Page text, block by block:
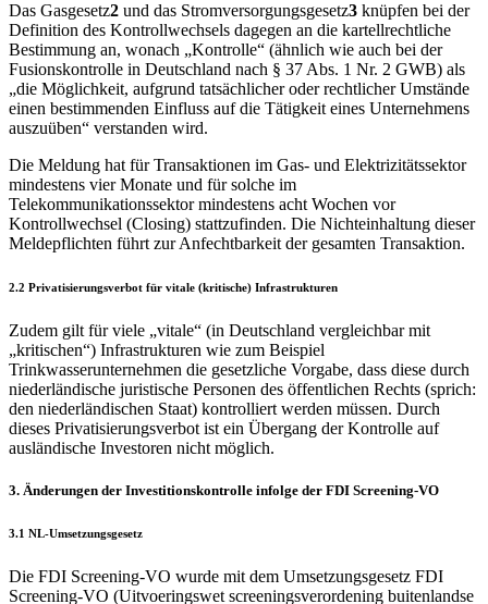
Das Gasgesetz2 und das Stromversorgungsgesetz3 knüpfen bei der
Definition des Kontrollwechsels dagegen an die kartellrechtliche
Bestimmung an, wonach „Kontrolle“ (ähnlich wie auch bei der
Fusionskontrolle in Deutschland nach § 37 Abs. 1 Nr. 2 GWB) als
„die Möglichkeit, aufgrund tatsächlicher oder rechtlicher Umstände
einen bestimmenden Einfluss auf die Tätigkeit eines Unternehmens
auszuüben“ verstanden wird.
Die Meldung hat für Transaktionen im Gas- und Elektrizitätssektor
mindestens vier Monate und für solche im
Telekommunikationssektor mindestens acht Wochen vor
Kontrollwechsel (Closing) stattzufinden. Die Nichteinhaltung dieser
Meldepflichten führt zur Anfechtbarkeit der gesamten Transaktion.
2.2 Privatisierungsverbot für vitale (kritische) Infrastrukturen
Zudem gilt für viele „vitale“ (in Deutschland vergleichbar mit
„kritischen“) Infrastrukturen wie zum Beispiel
Trinkwasserunternehmen die gesetzliche Vorgabe, dass diese durch
niederländische juristische Personen des öffentlichen Rechts (sprich:
den niederländischen Staat) kontrolliert werden müssen. Durch
dieses Privatisierungsverbot ist ein Übergang der Kontrolle auf
ausländische Investoren nicht möglich.
3. Änderungen der Investitionskontrolle infolge der FDI Screening-VO
3.1 NL-Umsetzungsgesetz
Die FDI Screening-VO wurde mit dem Umsetzungsgesetz FDI
Screening-VO (Uitvoeringswet screeningsverordening buitenlandse